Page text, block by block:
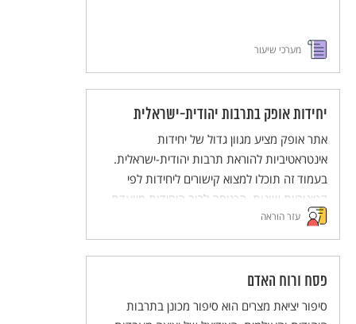
מערכי שיעור
יחידות אופק בתרבות יהודית-ישראלית
אתר אופק מציע מגוון גדול של יחידות
אינטראטיביות להוראת תרבות יהודית-ישראלית.
בעמוד זה תוכלו למצוא קישורים ליחידות לפי
קטיגוריות שונות. הכניסה לרוב היחידות מיועדת
לבעלי מנוי לאתר.
עזר הוראה
פסח ורוח האדם
סיפור יציאת מצרים הוא סיפור מכונן בתרבות